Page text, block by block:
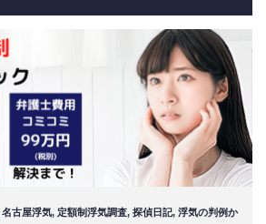
名古屋浮気, 定額制浮気調査, 探偵日記, 浮気の判例か